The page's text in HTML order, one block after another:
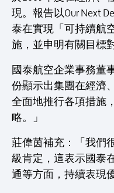
現。報告以Our Next
泰在實現「可持續航
施，並申明有關目標
國泰航空企業事務董
份顯示出集團在經濟
全面地推行各項措施
略。」
莊偉茵補充：「我們
級肯定，這表示國泰
通等方面，持續表現